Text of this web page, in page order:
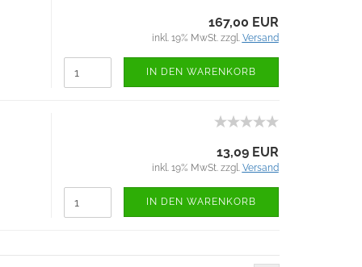
167,00 EUR
inkl. 19% MwSt. zzgl. Versand
IN DEN WARENKORB
13,09 EUR
inkl. 19% MwSt. zzgl. Versand
IN DEN WARENKORB